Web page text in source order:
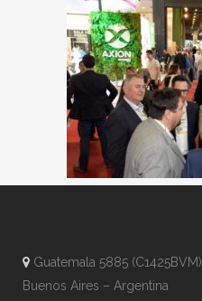
Guatemala 5885 (C1425BVM)
Buenos Aires – Argentina